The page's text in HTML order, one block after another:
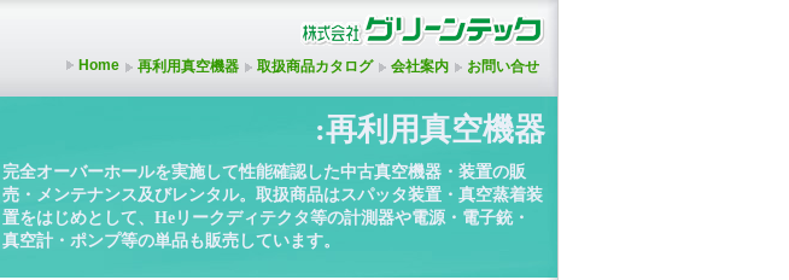
Home 再利用真空機器 取扱商品カタログ 会社案内 お問い合せ
:再利用真空機器
完全オーバーホールを実施して性能確認した中古真空機器・装置の販
売・メンテナンス及びレンタル。取扱商品はスパッタ装置・真空蒸着装
置をはじめとして、Heリークディテクタ等の計測器や電源・電子銃・
真空計・ポンプ等の単品も販売しています。